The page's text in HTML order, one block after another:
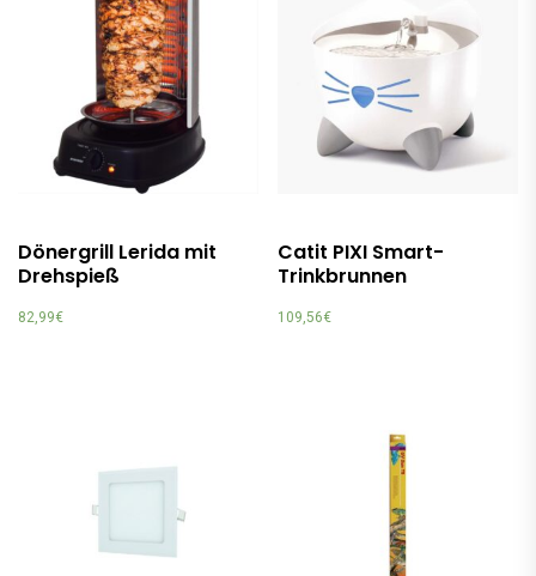
Dönergrill Lerida mit
Drehspieß
82,99€
Catit PIXI Smart-
Trinkbrunnen
109,56€